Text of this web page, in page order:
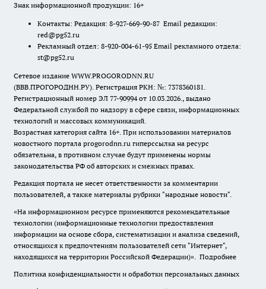
Знак информационной продукции: 16+
Контакты: Редакция: 8-927-669-90-87 Email редакции:
red@pg52.ru
Рекламный отдел: 8-920-004-61-95 Email рекламного отдела:
st@pg52.ru
Сетевое издание WWW.PROGORODNN.RU
(ВВВ.ПРОГОРОДНН.РУ). Регистрация РКН: №: 7378360181.
Регистрационный номер ЭЛ 77-90994 от 10.03.2026., выдано
Федеральной службой по надзору в сфере связи, информационных
технологий и массовых коммуникаций.
Возрастная категория сайта 16+. При использовании материалов
новостного портала progorodnn.ru гиперссылка на ресурс
обязательна, в противном случае будут применены нормы
законодательства РФ об авторских и смежных правах.
Редакция портала не несет ответственности за комментарии
пользователей, а также материалы рубрики "народные новости".
«На информационном ресурсе применяются рекомендательные
технологии (информационные технологии предоставления
информации на основе сбора, систематизации и анализа сведений,
относящихся к предпочтениям пользователей сети "Интернет",
находящихся на территории Российской Федерации)». Подробнее
Политика конфиденциальности и обработки персональных данных